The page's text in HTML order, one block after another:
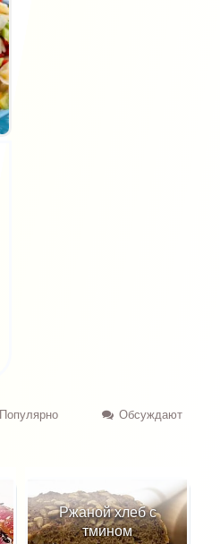
Популярно Обсуждают
Ржаной хлеб с
тмином